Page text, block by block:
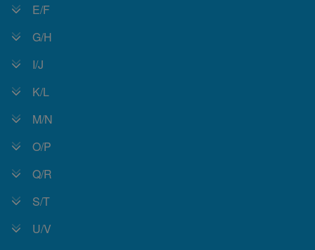
E/F
G/H
I/J
K/L
M/N
O/P
Q/R
S/T
U/V